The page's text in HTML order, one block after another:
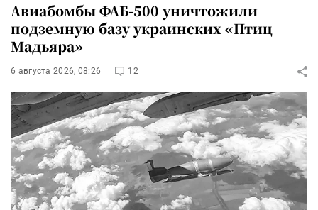
Авиабомбы ФАБ-500 уничтожили
подземную базу украинских «Птиц
Мадьяра»
6 августа 2026, 08:26 12